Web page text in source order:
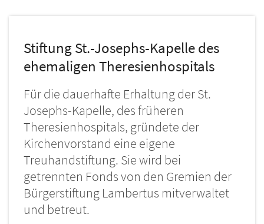
Stiftung St.-Josephs-Kapelle des
ehemaligen Theresienhospitals
Für die dauerhafte Erhaltung der St.
Josephs-Kapelle, des früheren
Theresienhospitals, gründete der
Kirchenvorstand eine eigene
Treuhandstiftung. Sie wird bei
getrennten Fonds von den Gremien der
Bürgerstiftung Lambertus mitverwaltet
und betreut.